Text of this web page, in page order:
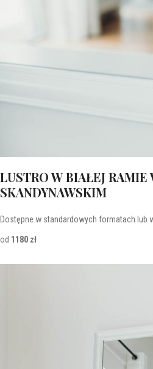
LUSTRO W BIAŁEJ RAMIE
SKANDYNAWSKIM
Dostępne w standardowych formatach lub
od 1180 zł